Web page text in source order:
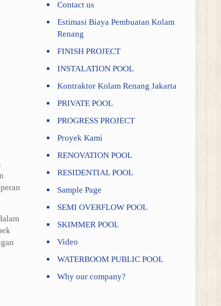
Contact us
Estimasi Biaya Pembuatan Kolam
Renang
FINISH PROJECT
INSTALATION POOL
Kontraktor Kolam Renang Jakarta
PRIVATE POOL
PROGRESS PROJECT
Proyek Kami
RENOVATION POOL
RESIDENTIAL POOL
Sample Page
SEMI OVERFLOW POOL
SKIMMER POOL
Video
WATERBOOM PUBLIC POOL
Why our company?